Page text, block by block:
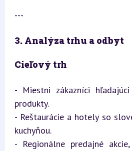
---
3. Analýza trhu a odbyt
Cieľový trh
- Miestni zákazníci
produkty.
- Reštaurácie a hotely so
kuchyňou.
- Regionálne predajné